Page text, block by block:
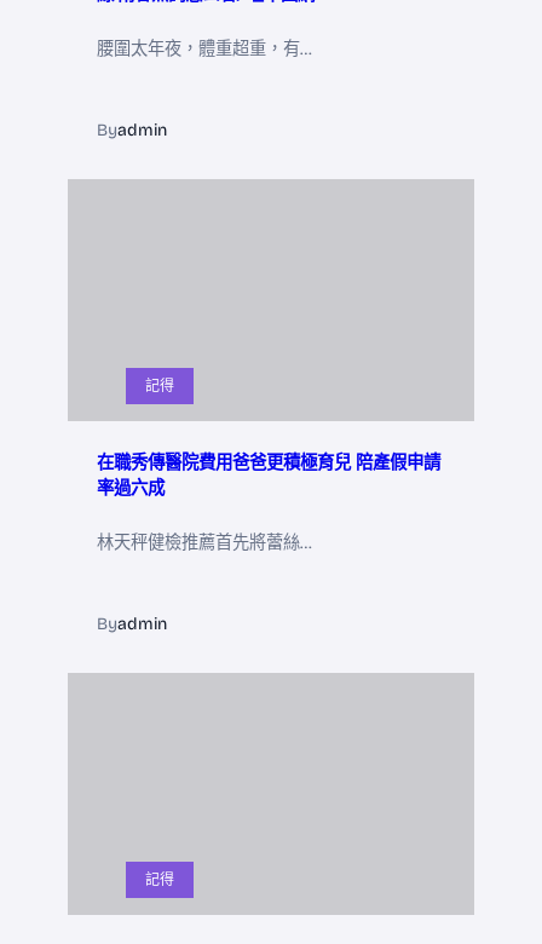
腰圍太年夜，體重超重，有…
Byadmin
記得
在職秀傳醫院費用爸爸更積極育兒 陪產假申請
率過六成
林天秤健檢推薦首先將蕾絲…
Byadmin
記得